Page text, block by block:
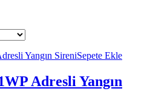
Sepete Ekle
Adresli Yangın